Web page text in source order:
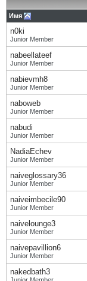
Имя
n0ki
Junior Member
nabeellateef
Junior Member
nabievmh8
Junior Member
naboweb
Junior Member
nabudi
Junior Member
NadiaEchev
Junior Member
naiveglossary36
Junior Member
naiveimbecile90
Junior Member
naivelounge3
Junior Member
naivepavillion6
Junior Member
nakedbath3